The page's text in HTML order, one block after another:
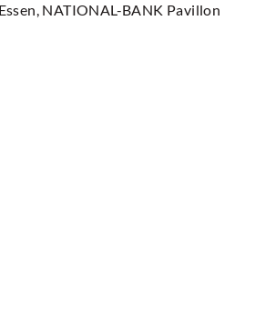
NATIONAL-BANK Pavillon